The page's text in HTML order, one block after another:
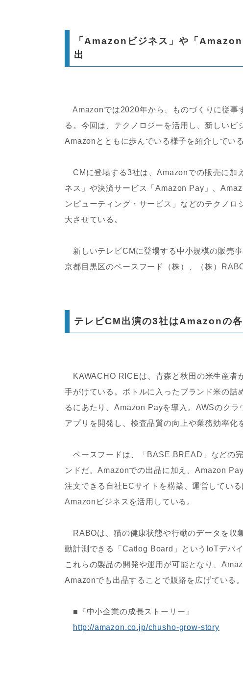
「Amazonビジネス」や「
出
Amazonでは2020年から、ものづくりに従事
る。今回は、テクノロジーを活用し、新しいビ
Amazonとともに歩んでいる様子を紹介している
CMに登場する3社は、Amazonでの販売に加
ネス」や決済サービス「Amazon Pay」、
ンピューティング・サービス」などのテクノ
大させている。
新しいテレビCMに登場する中小規模の販売
京都目黒区のベースフード（株）、（株）
テレビCM出演の3社はAmazonの
KAWACHO RICEは、青森と秋田の米生産者
手がけている。ボトルに入ったブランド米の
るにあたり、Amazon Payを導入。AWSのク
アプリを開発し、検査品質の向上や業務効率化
ベースフードは、「BASE BREAD」などの
ンドだ。Amazonでの出品に加え、Amazon
注文できる自社ECサイトを構築、運営してい
Amazonビジネスを活用している。
RABOは、猫の健康状態や行動のデータを収
動計測できる「Catlog Board」というIoTデバ
これらの製品の開発や運用が可能となり、
Amazonでも出品することで販路を広げている。
■『中小企業の成長ストーリー』
http://amazon.co.jp/chusho-grow-story